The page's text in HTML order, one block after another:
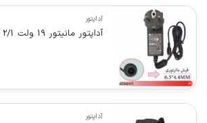
آداپتور
آداپتور مانیتور 19 ولت 2/1 آمپر
آداپتور